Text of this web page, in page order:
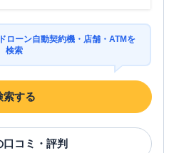
ローン自動契約機・店舗・ATMを
検索
索する
口コミ・評判